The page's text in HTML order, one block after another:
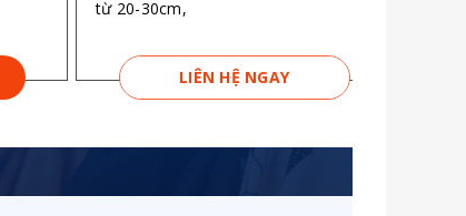
LIÊN HỆ NGAY
từ 20-30cm,